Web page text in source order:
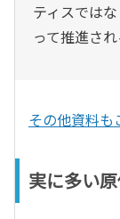
ティスでは
って推進さ
その他資料も
実に多い